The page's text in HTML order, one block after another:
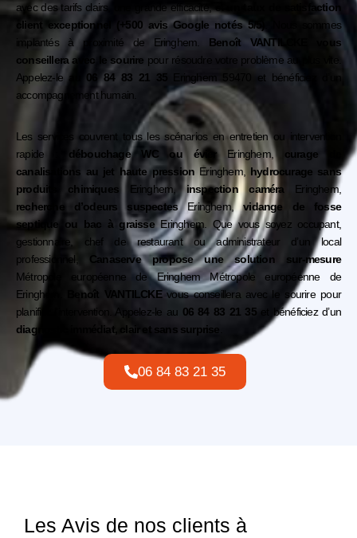
avec des tarifs clairs, une grande efficacité, et
un taux de satisfaction
client exceptionnel (+500 avis Google notés 5/5)
. Nous sommes
implantés à proximité de Eringhem
Benoît VANTILCKE vous
conseillera avec le sourire pour résoudre votre problème au plus vite.
Appelez-le au
06 84 83 21 35
Eringhem 59470 et bénéficiez d’un
accompagnement humain.
Les services couvrent tous les scénarios en entretien ou intervention
rapide :
débouchage WC ou évier Eringhem, curage de
canalisations au jet haute pression Eringhem, hydrocurage sans
produits chimiquesEringhem, inspection caméra Eringhem,
recherche d’odeurs suspectesEringhem,vidange de fosse
septique ou bac à graisseEringhem. Que vous soyez occupant,
gestionnaire, chef de restaurant ou administrateur d’un local
professionnel,
Canaserve propose une solution sur-mesure
Métropole européenne de EringhemMétropole européenne de
Eringhem
Benoît VANTILCKEvous conseillera avec le sourire pour
planifier l’intervention. Appelez-le au 06 84 83 21 35et bénéficiez d’un
diagnostic immédiat, clair et sans surprise
06 84 83 21 35
Les Avis de nos clients à